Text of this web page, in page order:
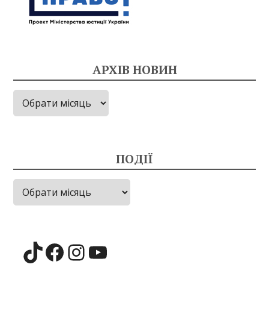
АРХІВ НОВИН
Архів
новин
ПОДІЇ
Події
TikTok
Facebook
Instagram
YouTube